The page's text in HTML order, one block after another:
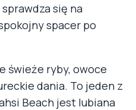
się na
spacer po
świeże ryby, owoce
dania. To jeden z
Beach jest lubiana